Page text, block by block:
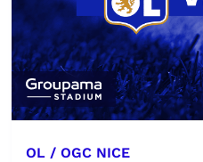
OL / OGC NICE